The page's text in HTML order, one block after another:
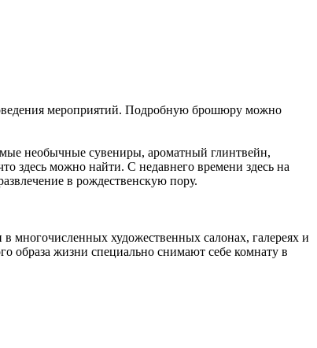
мероприятий. Подробную брошюру можно
необычные сувениры, ароматный глинтвейн,
здесь можно найти. С недавнего времени здесь на
в рождественскую пору.
многочисленных художественных салонах, галереях и
образа жизни специально снимают себе комнату в